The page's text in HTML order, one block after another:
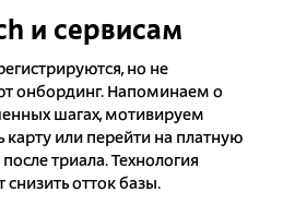
и сервисам
но не
онбординг. Напоминаем о
шагах, мотивируем
карту или перейти на платную
триала. Технология
снизить отток базы.